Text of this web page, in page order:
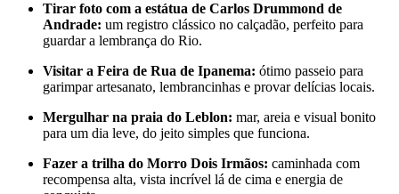
Tirar foto com a estátua de Carlos Drummond de
Andrade: um registro clássico no calçadão, perfeito para
guardar a lembrança do Rio.
Visitar a Feira de Rua de Ipanema: ótimo passeio para
garimpar artesanato, lembrancinhas e provar delícias locais.
Mergulhar na praia do Leblon: mar, areia e visual bonito
para um dia leve, do jeito simples que funciona.
Fazer a trilha do Morro Dois Irmãos: caminhada com
recompensa alta, vista incrível lá de cima e energia de